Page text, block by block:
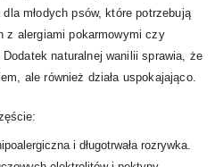
młodych psów, które potrzebują
z alergiami pokarmowymi czy
naturalnej wanilii sprawia, że
ale również działa uspokajająco.
i długotrwała rozrywka.